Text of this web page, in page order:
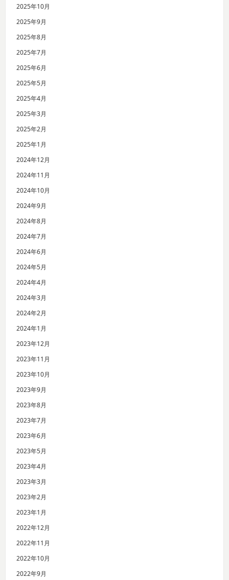
2025年10月
2025年9月
2025年8月
2025年7月
2025年6月
2025年5月
2025年4月
2025年3月
2025年2月
2025年1月
2024年12月
2024年11月
2024年10月
2024年9月
2024年8月
2024年7月
2024年6月
2024年5月
2024年4月
2024年3月
2024年2月
2024年1月
2023年12月
2023年11月
2023年10月
2023年9月
2023年8月
2023年7月
2023年6月
2023年5月
2023年4月
2023年3月
2023年2月
2023年1月
2022年12月
2022年11月
2022年10月
2022年9月